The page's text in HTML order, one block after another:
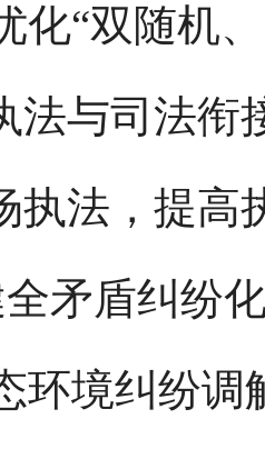
化“双随机
法与司法衔
执法，提高
矛盾纠纷
环境纠纷调